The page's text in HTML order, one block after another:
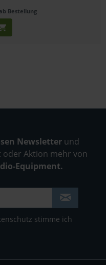
Bestellung
Newsletter und
oder Aktion mehr von
Equipment.
stimme ich